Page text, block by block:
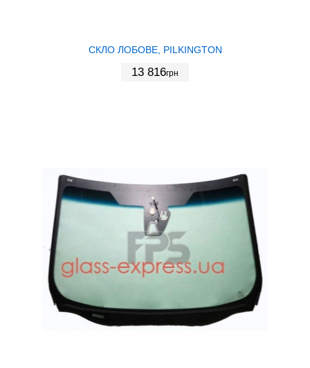
СКЛО ЛОБОВЕ, PILKINGTON
13 816грн